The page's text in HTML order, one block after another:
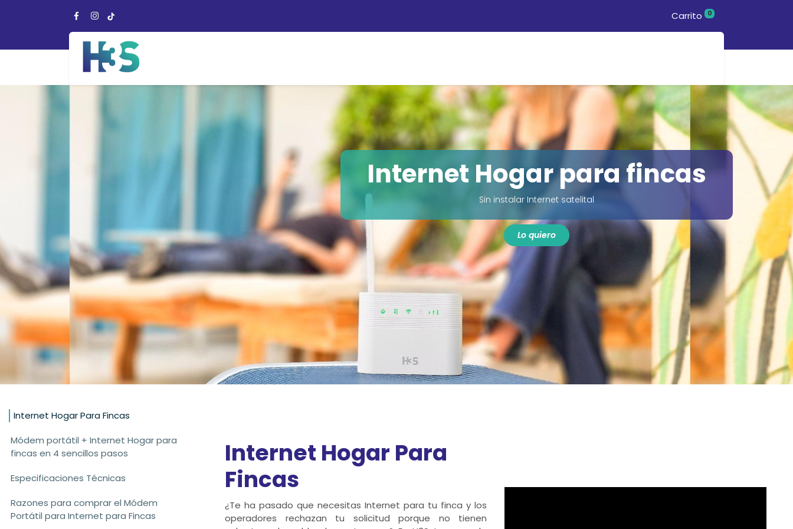
Carrito 0
Internet Hogar para fincas
Sin instalar Internet satelital
Lo quiero
Internet Hogar Para Fincas
Módem portátil + Internet Hogar para
fincas en 4 sencillos pasos
Especificaciones Técnicas
Razones para comprar el Módem
Portátil para Internet para Fincas
Internet Hogar Para
Fincas
¿Te ha pasado que necesitas Internet para tu finca y los
operadores rechazan tu solicitud porque no tienen